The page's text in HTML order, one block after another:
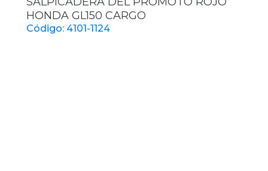
HONDA GL150 CARGO
Código: 4101-1124